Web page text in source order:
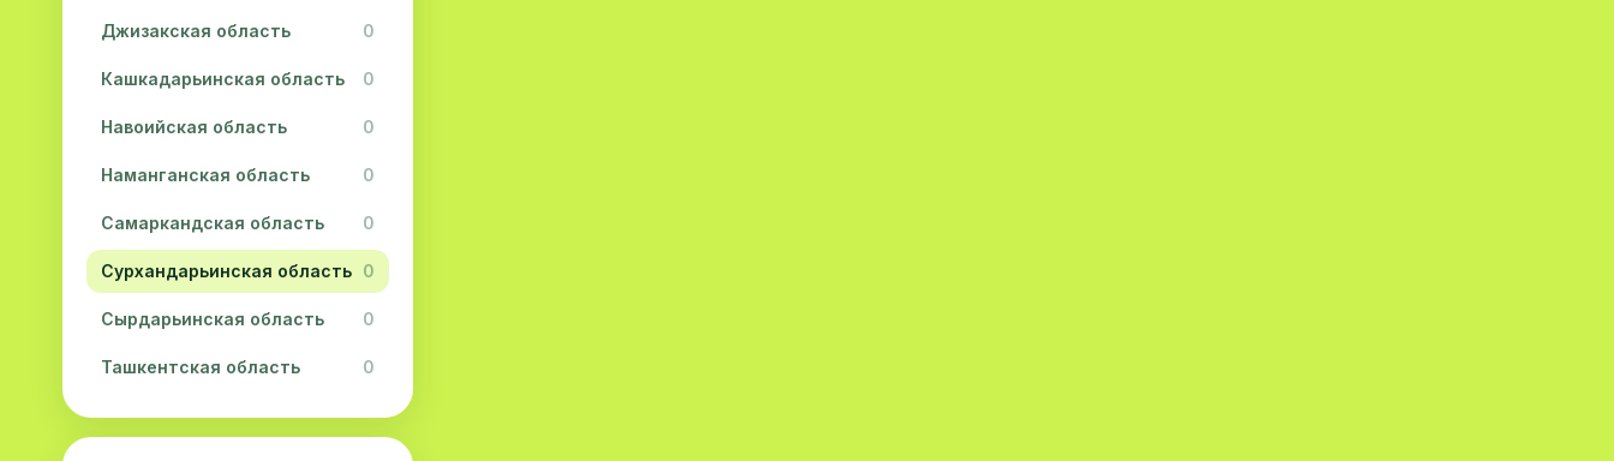
Джизакская область 0
Кашкадарьинская область 0
Навоийская область 0
Наманганская область 0
Самаркандская область 0
Сурхандарьинская область 0
Сырдарьинская область 0
Ташкентская область 0
Ферганская область 0